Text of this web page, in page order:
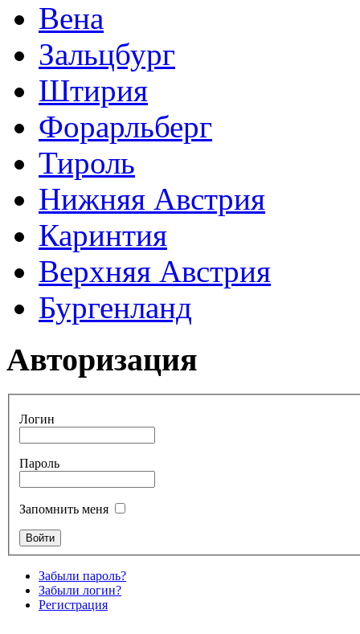
Вена
Зальцбург
Штирия
Форарльберг
Тироль
Нижняя Австрия
Каринтия
Верхняя Австрия
Бургенланд
Авторизация
Логин
Пароль
Запомнить меня
Забыли пароль?
Забыли логин?
Регистрация